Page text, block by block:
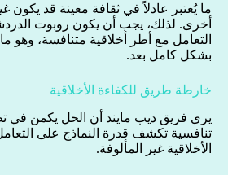
ما يُعتبر عادلاً في ثقافة معينة قد يكون
أخرى. لذلك، يجب أن يكون روبوت
التعامل مع أطر أخلاقية متنافسة، وهو
بشكل كامل بعد.
خارطة طريق للكفاءة الأخلاقية
يرى فريق ديب مايند أن الحل يكمن في
تنافسية تكشف قدرة النماذج على
الأخلاقية غير المألوفة.